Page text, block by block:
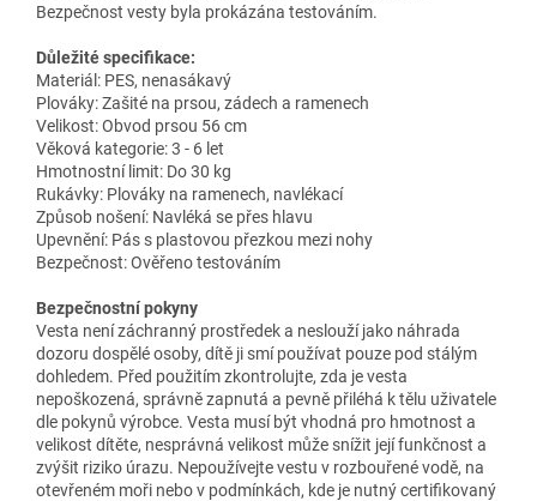
Bezpečnost vesty byla prokázána testováním.
Důležité specifikace:
Materiál: PES, nenasákavý
Plováky: Zašité na prsou, zádech a ramenech
Velikost: Obvod prsou 56 cm
Věková kategorie: 3 - 6 let
Hmotnostní limit: Do 30 kg
Rukávky: Plováky na ramenech, navlékací
Způsob nošení: Navléká se přes hlavu
Upevnění: Pás s plastovou přezkou mezi nohy
Bezpečnost: Ověřeno testováním
Bezpečnostní pokyny
Vesta není záchranný prostředek a neslouží jako náhrada
dozoru dospělé osoby, dítě ji smí používat pouze pod stálým
dohledem. Před použitím zkontrolujte, zda je vesta
nepoškozená, správně zapnutá a pevně přiléhá k tělu uživatele
dle pokynů výrobce. Vesta musí být vhodná pro hmotnost a
velikost dítěte, nesprávná velikost může snížit její funkčnost a
zvýšit riziko úrazu. Nepoužívejte vestu v rozbouřené vodě, na
otevřeném moři nebo v podmínkách, kde je nutný certifikovaný